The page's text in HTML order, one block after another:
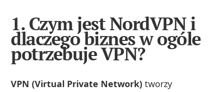
1. Czym jest NordVPN i
dlaczego biznes w ogóle
potrzebuje VPN?
VPN (Virtual Private Network) tworzy